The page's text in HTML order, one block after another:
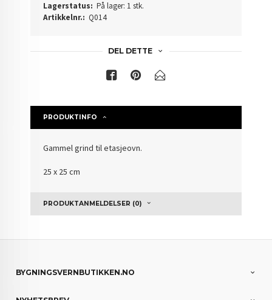
Lagerstatus: På lager: 1 stk.
Artikkelnr.: Q014
DEL DETTE
PRODUKTINFO
Gammel grind til etasjeovn.
25 x 25 cm
PRODUKTANMELDELSER (0)
BYGNINGSVERNBUTIKKEN.NO